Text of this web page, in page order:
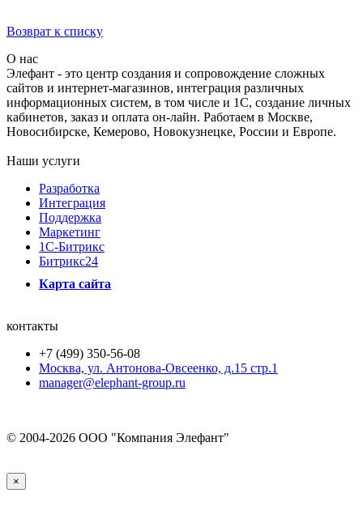
Возврат к списку
О нас
Элефант - это центр создания и сопровождение сложных
сайтов и интернет-магазинов, интеграция различных
информационных систем, в том числе и 1С, создание личных
кабинетов, заказ и оплата он-лайн. Работаем в Москве,
Новосибирске, Кемерово, Новокузнецке, России и Европе.
Наши услуги
Разработка
Интеграция
Поддержка
Маркетинг
1C-Битрикс
Битрикс24
Карта сайта
контакты
+7 (499) 350-56-08
Москва, ул. Антонова-Овсеенко, д.15 стр.1
manager@elephant-group.ru
© 2004-2026 ООО "Компания Элефант"
×